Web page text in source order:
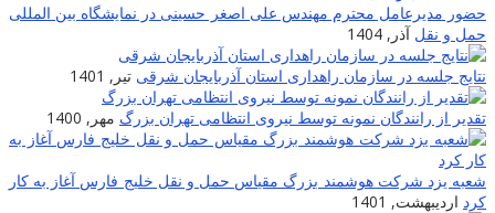
حضور مدیرعامل محترم مهندس علی اصغر حسینی در نمایشگاه بین المللی
حمل و نقل آذر, 1404
نتایج جلسه در سازمان راهداری استان آذربایجان شرقی تیر, 1401
تقدیر از رانندگان نمونه توسط نیروی انتظامی تهران بزرگ مهر, 1400
شعبه یزد شرکت هوشمند بزرگ مقیاس حمل و نقل خلیج فارس آغاز به کار
کرد اردیبهشت, 1401